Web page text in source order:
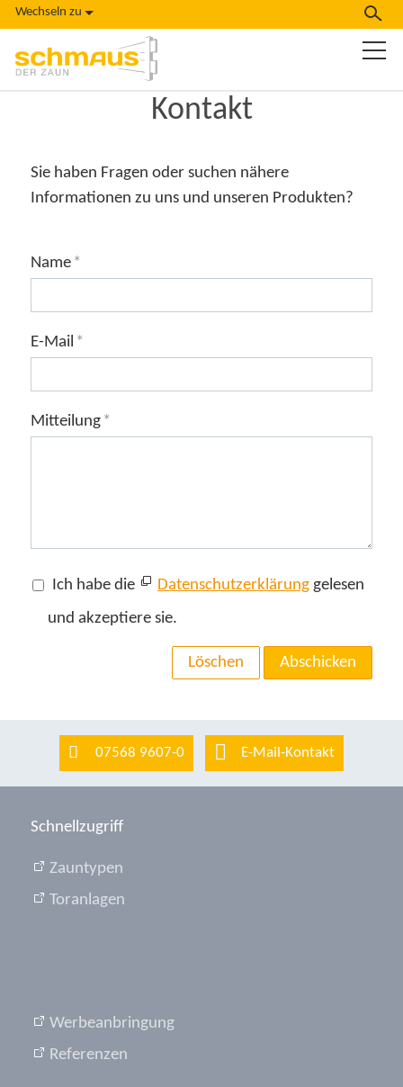
Wechseln zu
Kontakt
Sie haben Fragen oder suchen nähere
Informationen zu uns und unseren Produkten?
Name *
E-Mail *
Mitteilung *
Ich habe die Datenschutzerklärunggelesen
und akzeptiere sie.
Löschen Abschicken
07568 9607-0 E-Mail-Kontakt
Schnellzugriff
Zauntypen
Toranlagen
Werbeanbringung
Referenzen